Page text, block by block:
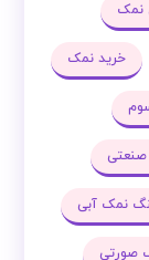
نمک
خرید نمک
نمک آبی
صورتی